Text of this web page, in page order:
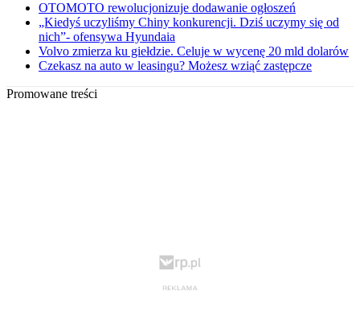
OTOMOTO rewolucjonizuje dodawanie ogłoszeń
„Kiedyś uczyliśmy Chiny konkurencji. Dziś uczymy się od
nich”- ofensywa Hyundaia
Volvo zmierza ku giełdzie. Celuje w wycenę 20 mld dolarów
Czekasz na auto w leasingu? Możesz wziąć zastępcze
Promowane treści